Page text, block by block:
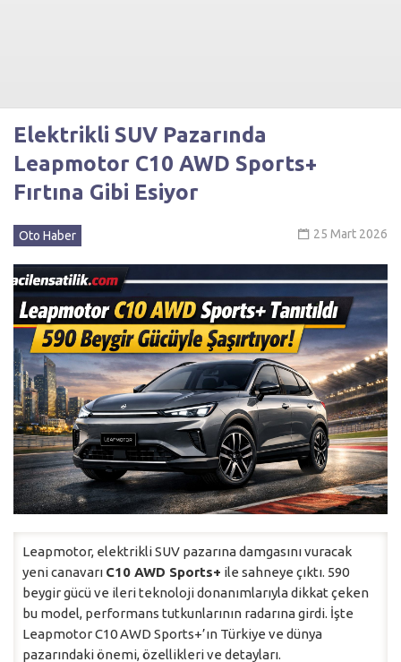
Elektrikli SUV Pazarında
Leapmotor C10 AWD Sports+
Fırtına Gibi Esiyor
25 Mart 2026
Oto Haber
Leapmotor, elektrikli SUV pazarına damgasını vuracak
yeni canavarı C10 AWD Sports+ ile sahneye çıktı. 590
beygir gücü ve ileri teknoloji donanımlarıyla dikkat çeken
bu model, performans tutkunlarının radarına girdi. İşte
Leapmotor C10 AWD Sports+’ın Türkiye ve dünya
pazarındaki önemi, özellikleri ve detayları.